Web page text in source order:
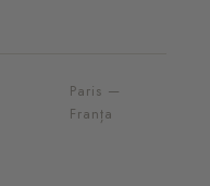
Paris —
Franța